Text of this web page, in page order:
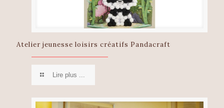
Atelier jeunesse loisirs créatifs Pandacraft
Lire plus ...